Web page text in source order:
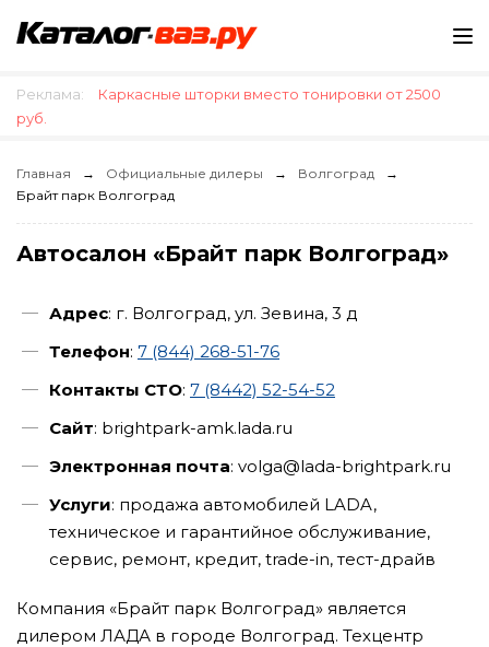
Реклама:
Каркасные шторки вместо тонировки от 2500
руб.
Главная Официальные дилеры
Волгоград
Брайт парк Волгоград
Автосалон «Брайт парк Волгоград»
Адрес: г. Волгоград, ул. Зевина, 3 д
Телефон: 7 (844) 268-51-76
Контакты СТО: 7 (8442) 52-54-52
Сайт: brightpark-amk.lada.ru
Электронная почта: volga@lada-brightpark.ru
Услуги: продажа автомобилей LADA,
техническое и гарантийное обслуживание,
сервис, ремонт, кредит, trade-in, тест-драйв
Компания «Брайт парк Волгоград» является
дилером ЛАДА в городе Волгоград. Техцентр